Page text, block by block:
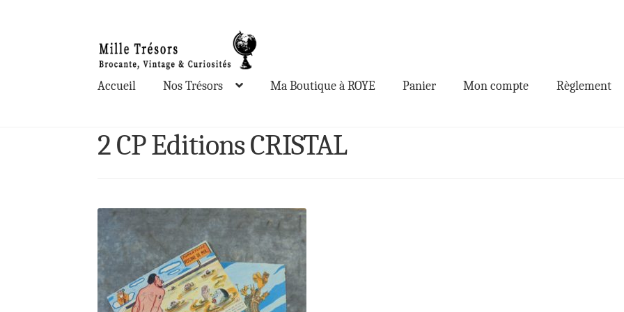
à
la
navigation
au
contenu
Accueil Nos Trésors Ma Boutique à ROYE Panier Mon compte Règlement
2 CP Editions CRISTAL